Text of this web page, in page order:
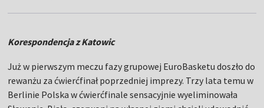
Korespondencja z Katowic
Już w pierwszym meczu fazy grupowej EuroBasketu doszło do
rewanżu za ćwierćfinał poprzedniej imprezy. Trzy lata temu w
Berlinie Polska w ćwierćfinale sensacyjnie wyeliminowała